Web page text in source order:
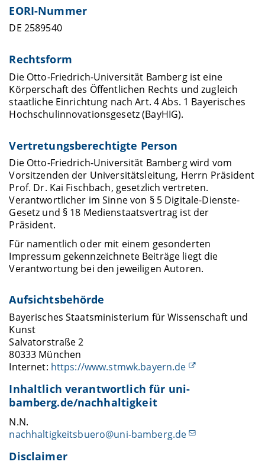
EORI-Nummer
DE 2589540
Rechtsform
Die Otto-Friedrich-Universität Bamberg ist eine
Körperschaft des Öffentlichen Rechts und zugleich
staatliche Einrichtung nach Art. 4 Abs. 1 Bayerisches
Hochschulinnovationsgesetz (BayHIG).
Vertretungsberechtigte Person
Die Otto-Friedrich-Universität Bamberg wird vom
Vorsitzenden der Universitätsleitung, Herrn Präsident
Prof. Dr. Kai Fischbach, gesetzlich vertreten.
Verantwortlicher im Sinne von § 5 Digitale-Dienste-
Gesetz und § 18 Medienstaatsvertrag ist der
Präsident.
Für namentlich oder mit einem gesonderten
Impressum gekennzeichnete Beiträge liegt die
Verantwortung bei den jeweiligen Autoren.
Aufsichtsbehörde
Bayerisches Staatsministerium für Wissenschaft und
Kunst
Salvatorstraße 2
80333 München
Internet: https://www.stmwk.bayern.de
Inhaltlich verantwortlich für uni-
bamberg.de/nachhaltigkeit
N.N.
nachhaltigkeitsbuero@uni-bamberg.de
Disclaimer